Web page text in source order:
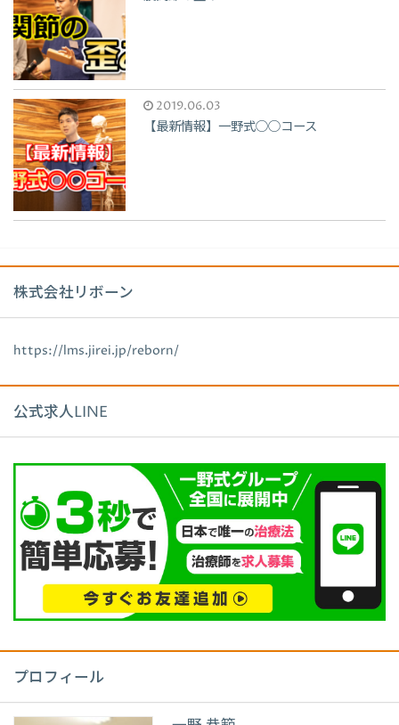
2019.06.03
【最新情報】一野式○○コース
株式会社リボーン
https://lms.jirei.jp/reborn/
公式求人LINE
プロフィール